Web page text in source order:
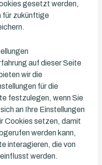
gesetzt werden,
für zukünftige
auf dieser Seite
wir die
für die
festzulegen, wenn Sie
an Ihre Einstellungen
Cookies setzen, damit
werden kann,
interagieren, die von
werden.